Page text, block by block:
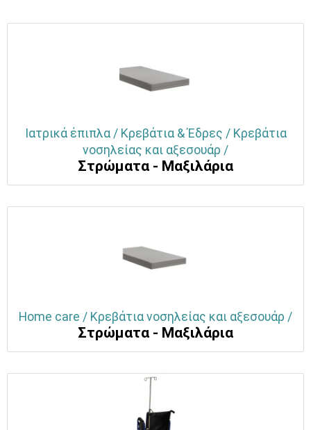
Ιατρικά έπιπλα / Κρεβάτια & Έδρες / Κρεβάτια
νοσηλείας και αξεσουάρ /
Στρώματα - Μαξιλάρια
Home care / Κρεβάτια νοσηλείας και αξεσουάρ /
Στρώματα - Μαξιλάρια